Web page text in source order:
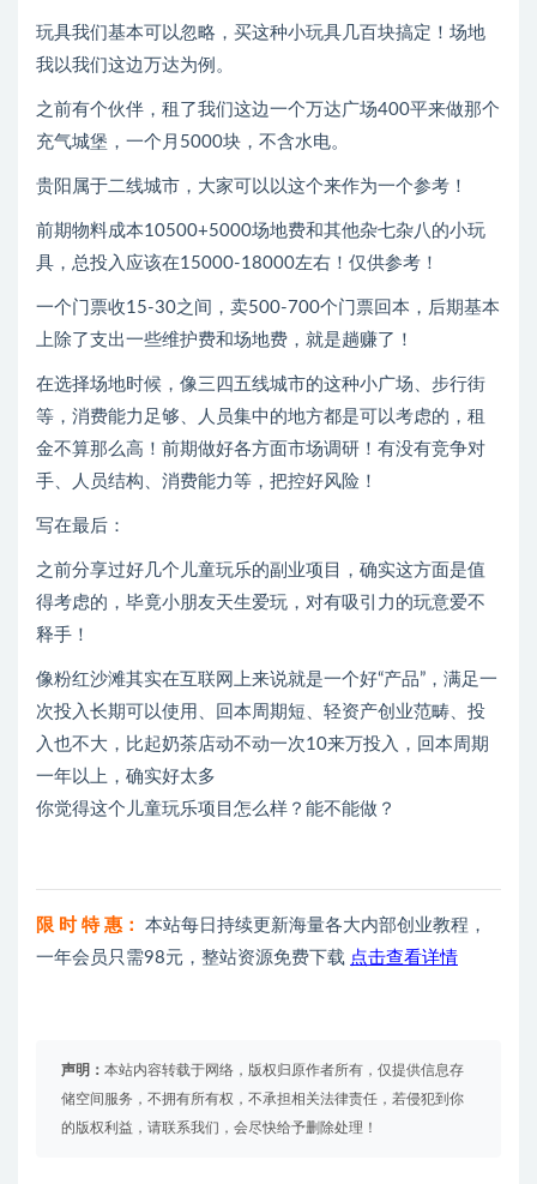
玩具我们基本可以忽略，买这种小玩具几百块搞定！场地
我以我们这边万达为例。
之前有个伙伴，租了我们这边一个万达广场400平来做那个
充气城堡，一个月5000块，不含水电。
贵阳属于二线城市，大家可以以这个来作为一个参考！
前期物料成本10500+5000场地费和其他杂七杂八的小玩
具，总投入应该在15000-18000左右！仅供参考！
一个门票收15-30之间，卖500-700个门票回本，后期基本
上除了支出一些维护费和场地费，就是趟赚了！
在选择场地时候，像三四五线城市的这种小广场、步行街
等，消费能力足够、人员集中的地方都是可以考虑的，租
金不算那么高！前期做好各方面市场调研！有没有竞争对
手、人员结构、消费能力等，把控好风险！
写在最后：
之前分享过好几个儿童玩乐的副业项目，确实这方面是值
得考虑的，毕竟小朋友天生爱玩，对有吸引力的玩意爱不
释手！
像粉红沙滩其实在互联网上来说就是一个好“产品”，满足一
次投入长期可以使用、回本周期短、轻资产创业范畴、投
入也不大，比起奶茶店动不动一次10来万投入，回本周期
一年以上，确实好太多
你觉得这个儿童玩乐项目怎么样？能不能做？
限 时 特 惠：
本站每日持续更新海量各大内部创业教程，
一年会员只需98元，整站资源免费下载 点击查看详情
声明： 本站内容转载于网络，版权归原作者所有，仅提供信息存
储空间服务，不拥有所有权，不承担相关法律责任，若侵犯到你
的版权利益，请联系我们，会尽快给予删除处理！